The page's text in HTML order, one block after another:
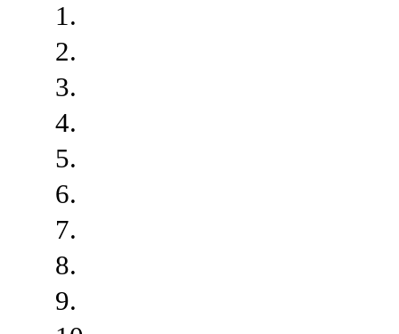
1.
2.
3.
4.
5.
6.
7.
8.
9.